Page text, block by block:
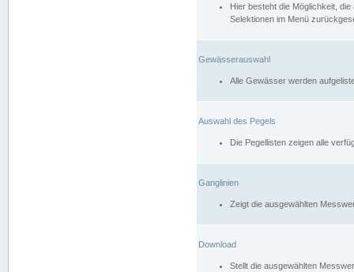
Hier besteht die Möglichkeit,
Selektionen im Menü
Gewässerauswahl
Alle Gewässer werden
Auswahl des Pegels
Die Pegellisten zeigen alle
Ganglinien
Zeigt die ausgewählten
Download
Stellt die ausgewählten